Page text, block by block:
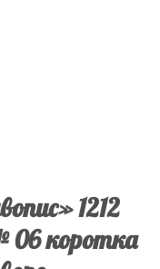
1212
06 коротка